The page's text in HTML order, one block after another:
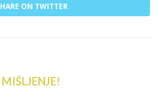
ON TWITTER